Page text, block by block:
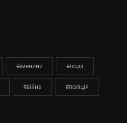
#іменини #події
#війна #поліція